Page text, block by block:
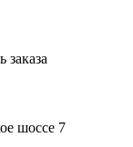
шоссе 7